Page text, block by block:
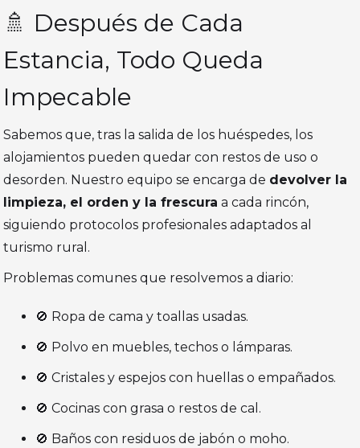
🚿 Después de Cada
Estancia, Todo Queda
Impecable
Sabemos que, tras la salida de los huéspedes, los
alojamientos pueden quedar con restos de uso o
desorden. Nuestro equipo se encarga de devolver la
limpieza, el orden y la frescura a cada rincón,
siguiendo protocolos profesionales adaptados al
turismo rural.
Problemas comunes que resolvemos a diario:
🚫 Ropa de cama y toallas usadas.
🚫 Polvo en muebles, techos o lámparas.
🚫 Cristales y espejos con huellas o empañados.
🚫 Cocinas con grasa o restos de cal.
🚫 Baños con residuos de jabón o moho.